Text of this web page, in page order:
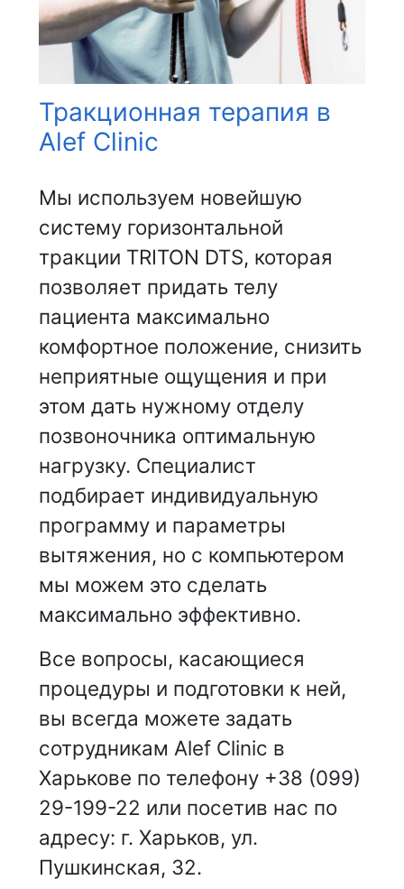
Тракционная терапия в
Alef Clinic
Мы используем новейшую
систему горизонтальной
тракции TRITON DTS, которая
позволяет придать телу
пациента максимально
комфортное положение, снизить
неприятные ощущения и при
этом дать нужному отделу
позвоночника оптимальную
нагрузку. Специалист
подбирает индивидуальную
программу и параметры
вытяжения, но с компьютером
мы можем это сделать
максимально эффективно.
Все вопросы, касающиеся
процедуры и подготовки к ней,
вы всегда можете задать
сотрудникам Alef Clinic в
Харькове по телефону +38 (099)
29-199-22 или посетив нас по
адресу: г. Харьков, ул.
Пушкинская, 32.